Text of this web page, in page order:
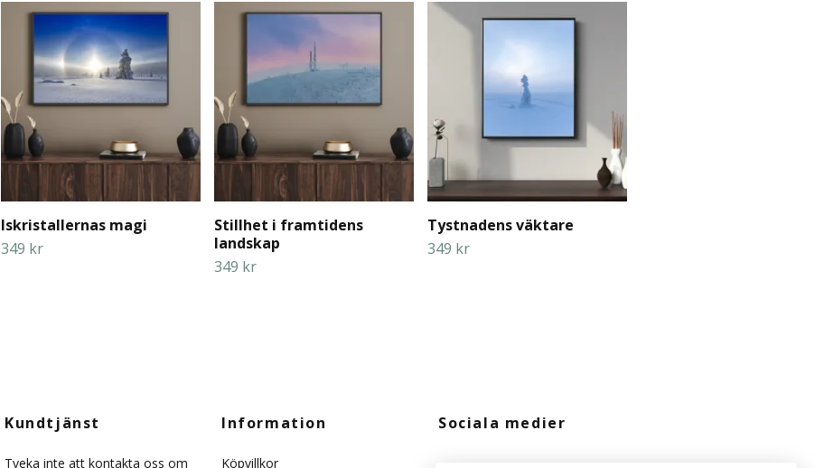
Iskristallernas magi
349 kr
Stillhet i framtidens
landskap
349 kr
Tystnadens väktare
349 kr
Kundtjänst
Tveka inte att kontakta oss om
Information
Köpvillkor
Sociala medier